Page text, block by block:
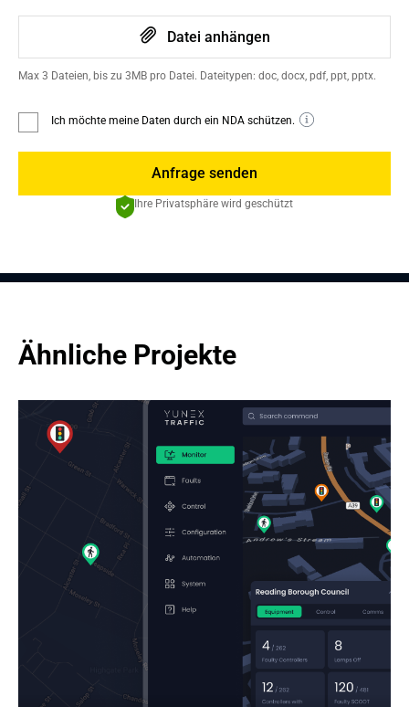
Datei anhängen
Max 3 Dateien, bis zu 3MB pro Datei. Dateitypen: doc, docx, pdf, ppt, pptx.
Ich möchte meine Daten durch ein NDA schützen.
Anfrage senden
Ihre Privatsphäre wird geschützt
Ähnliche Projekte